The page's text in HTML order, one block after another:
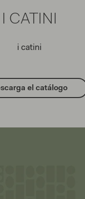
I CATINI
i catini
el catálogo